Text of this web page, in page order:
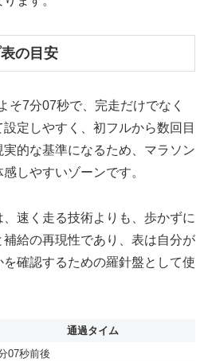
の目安
そ7分07秒で、完走だけでなく
定しやすく、初フルから数回目
的な基準になるため、マラソン
しやすいゾーンです。
速く走る技術よりも、歩かずに
給の再現性であり、表は自分が
確認するための羅針盤として使
通過タイム
07秒前後